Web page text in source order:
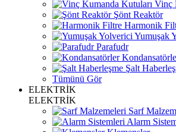
Vinç
Şönt Reaktör
Harmonik
Yumuşak
Parafudr
Şalt
Tümünü Gör
ELEKTRİK
ELEKTRİK
Sarf
Alarm